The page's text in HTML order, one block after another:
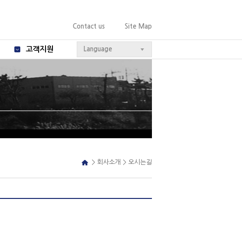
Contact us Site Map
Language
고객지원
> 회사소개 > 오시는길